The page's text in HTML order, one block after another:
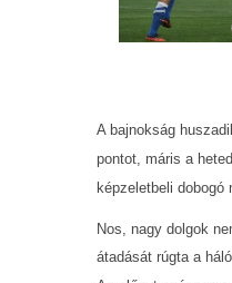
A bajnokság
pontot, máris a
képzeletbeli dobogó
Nos, nagy dolgok
átadását rúgta a